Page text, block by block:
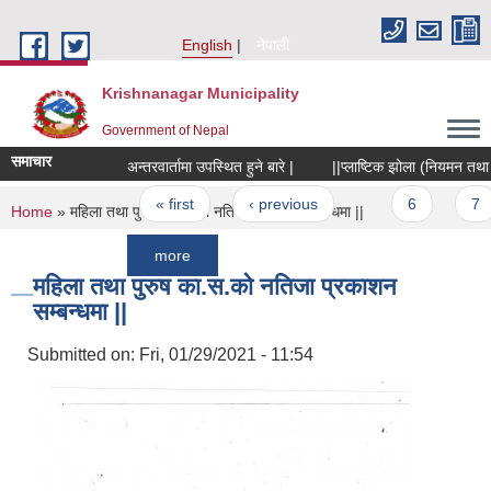
English
नेपाली
Krishnanagar Municipality
Government of Nepal
समाचार अन्तरवार्तामा उपस्थित हुने बारे | ||प्लाष्टिक झोला (नियमन तथा
Pages
« first ‹ previous …
You are here
Home » महिला तथा पुरुष का.स.को नतिजा प्रकाशन सम्बन्धमा ||
महिला तथा पुरुष का.स.को नतिजा प्रकाशन
सम्बन्धमा ||
Submitted on: Fri, 01/29/2021 - 11:54